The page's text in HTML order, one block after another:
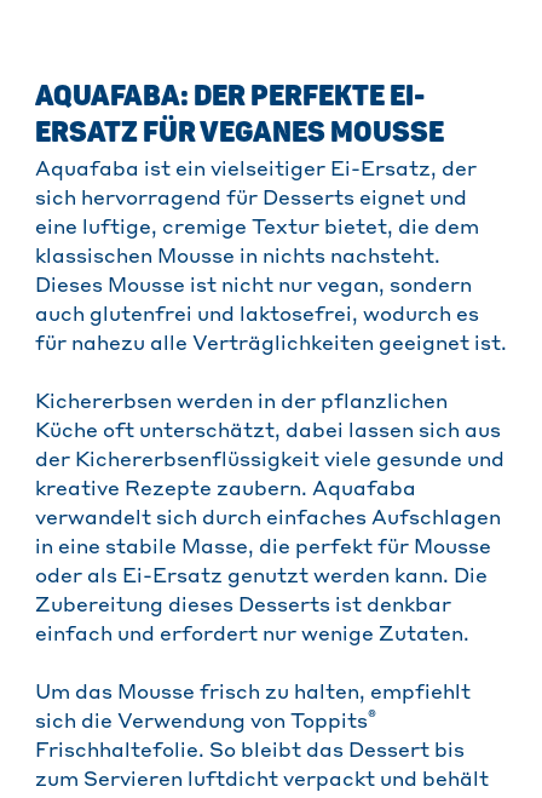
AQUAFABA: DER PERFEKTE EI-
ERSATZ FÜR VEGANES MOUSSE
Aquafaba ist ein vielseitiger Ei-Ersatz, der
sich hervorragend für Desserts eignet und
eine luftige, cremige Textur bietet, die dem
klassischen Mousse in nichts nachsteht.
Dieses Mousse ist nicht nur vegan, sondern
auch glutenfrei und laktosefrei, wodurch es
für nahezu alle Verträglichkeiten geeignet ist.
Kichererbsen werden in der pflanzlichen
Küche oft unterschätzt, dabei lassen sich aus
der Kichererbsenflüssigkeit viele gesunde und
kreative Rezepte zaubern. Aquafaba
verwandelt sich durch einfaches Aufschlagen
in eine stabile Masse, die perfekt für Mousse
oder als Ei-Ersatz genutzt werden kann. Die
Zubereitung dieses Desserts ist denkbar
einfach und erfordert nur wenige Zutaten.
Um das Mousse frisch zu halten, empfiehlt
sich die Verwendung von Toppits®
Frischhaltefolie. So bleibt das Dessert bis
zum Servieren luftdicht verpackt und behält